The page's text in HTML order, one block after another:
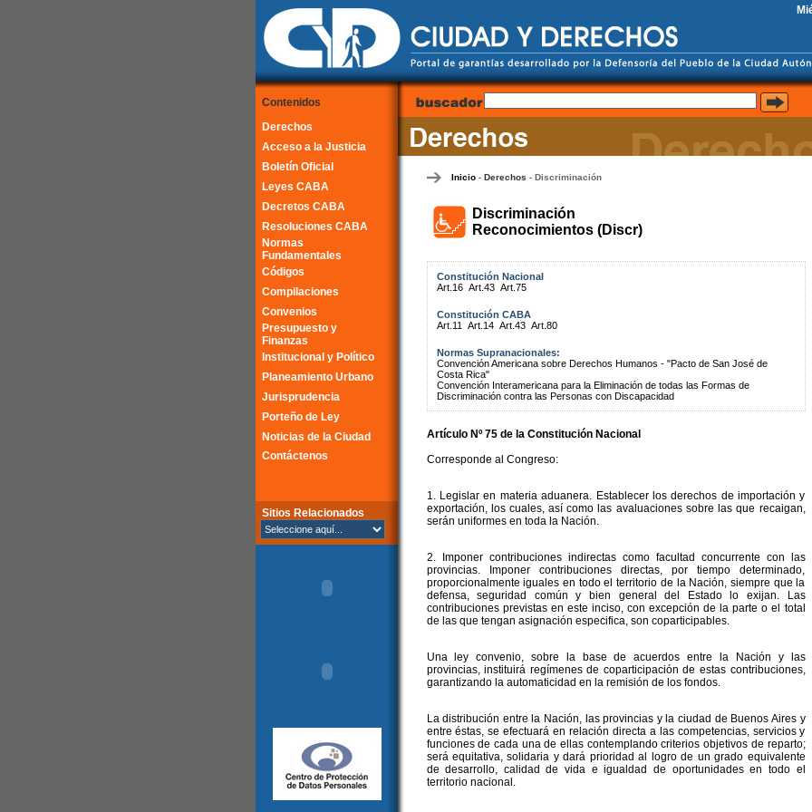
Contenidos
Derechos
Acceso a la Justicia
Boletín Oficial
Leyes CABA
Decretos CABA
Resoluciones CABA
Normas
Fundamentales
Códigos
Compilaciones
Convenios
Presupuesto y
Finanzas
Institucional y Político
Planeamiento Urbano
Jurisprudencia
Porteño de Ley
Noticias de la Ciudad
Contáctenos
Sitios Relacionados
Inicio- Derechos - Discriminación
Discriminación
Reconocimientos (Discr)
Constitución Nacional
Art.16 Art.43 Art.75
Constitución CABA
Art.11
Art.14 Art.43 Art.80
Normas Supranacionales:
Convención Americana sobre Derechos Humanos - "Pacto de San José de
Costa Rica"
Convención Interamericana para la Eliminación de todas las Formas de
Discriminación contra las Personas con Discapacidad
Artículo Nº 75 de la Constitución Nacional
Corresponde al Congreso:
1. Legislar en materia aduanera. Establecer los derechos de importación y
exportación, los cuales, así como las avaluaciones sobre las que recaigan,
serán uniformes en toda la Nación.
2. Imponer contribuciones indirectas como facultad concurrente con las
provincias. Imponer contribuciones directas, por tiempo determinado,
proporcionalmente iguales en todo el territorio de la Nación, siempre que la
defensa, seguridad común y bien general del Estado lo exijan. Las
contribuciones previstas en este inciso, con excepción de la parte o el total
de las que tengan asignación especifica, son coparticipables.
Una ley convenio, sobre la base de acuerdos entre la Nación y las
provincias, instituirá regímenes de coparticipación de estas contribuciones,
garantizando la automaticidad en la remisión de los fondos.
La distribución entre la Nación, las provincias y la ciudad de Buenos Aires y
entre éstas, se efectuará en relación directa a las competencias, servicios y
funciones de cada una de ellas contemplando criterios objetivos de reparto;
será equitativa, solidaria y dará prioridad al logro de un grado equivalente
de desarrollo, calidad de vida e igualdad de oportunidades en todo el
territorio nacional.